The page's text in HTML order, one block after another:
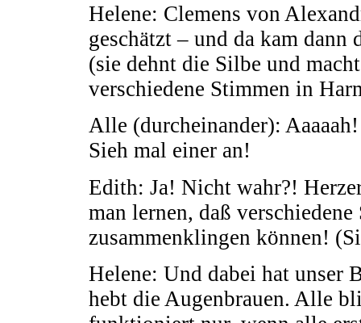
Helene: Clemens von
geschätzt – und da kam
(sie dehnt die Silbe und
verschiedene Stimmen in
Alle (durcheinander):
Sieh mal einer an!
Edith: Ja! Nicht wahr?!
man lernen, daß
zusammenklingen können!
Helene: Und dabei hat unser
hebt die Augenbrauen. Alle